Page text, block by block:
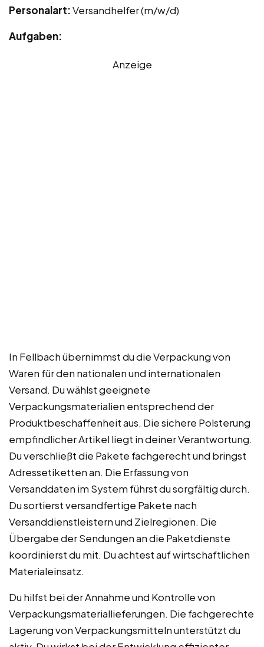
Personalart:Versandhelfer (m/w/d)
Aufgaben:
Anzeige
In Fellbach übernimmst du die Verpackung von
Waren für den nationalen und internationalen
Versand. Du wählst geeignete
Verpackungsmaterialien entsprechend der
Produktbeschaffenheit aus. Die sichere Polsterung
empfindlicher Artikel liegt in deiner Verantwortung.
Du verschließt die Pakete fachgerecht und bringst
Adressetiketten an. Die Erfassung von
Versanddaten im System führst du sorgfältig durch.
Du sortierst versandfertige Pakete nach
Versanddienstleistern und Zielregionen. Die
Übergabe der Sendungen an die Paketdienste
koordinierst du mit. Du achtest auf wirtschaftlichen
Materialeinsatz.
Du hilfst bei der Annahme und Kontrolle von
Verpackungsmateriallieferungen. Die fachgerechte
Lagerung von Verpackungsmitteln unterstützt du